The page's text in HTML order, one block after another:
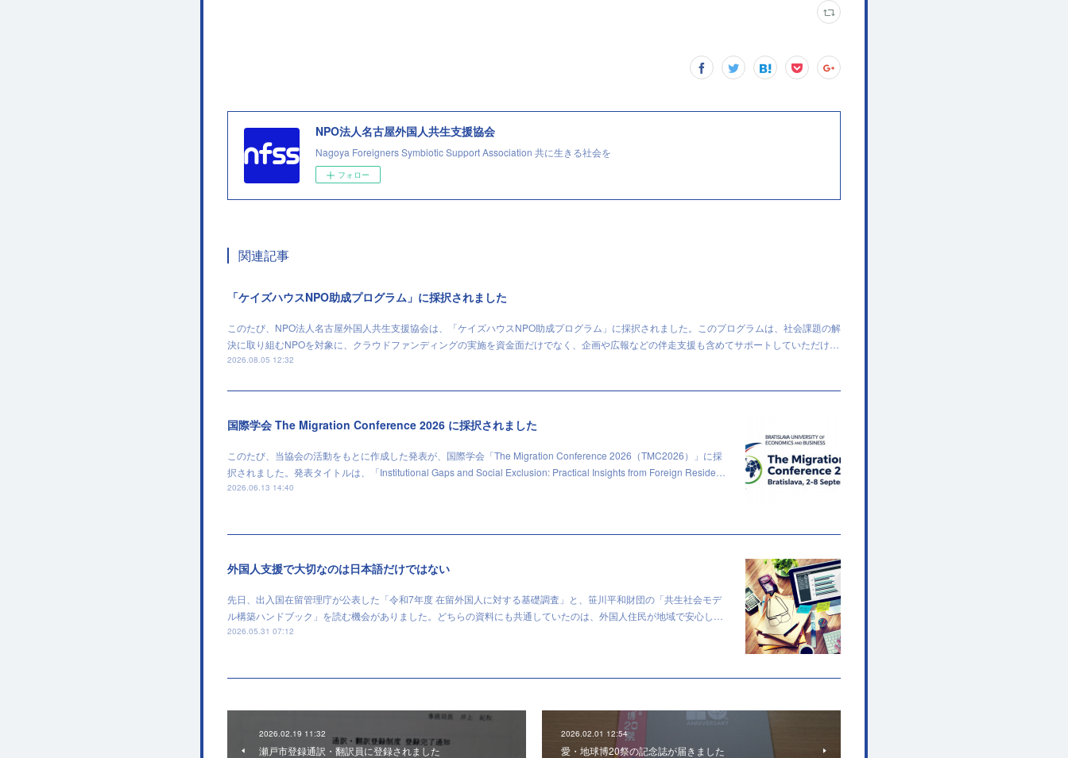
NPO法人名古屋外国人共生支援協会
Nagoya Foreigners Symbiotic Support Association 共に生きる社会を
フォロー
関連記事
「ケイズハウスNPO助成プログラム」に採択されました
このたび、NPO法人名古屋外国人共生支援協会は、「ケイズハウスNPO助成プログラム」に採択されました。このプログラムは、社会課題の解
決に取り組むNPOを対象に、クラウドファンディングの実施を資金面だけでなく、企画や広報などの伴走支援も含めてサポートしていただけ…
2026.08.05 12:32
国際学会 The Migration Conference 2026 に採択されました
このたび、当協会の活動をもとに作成した発表が、国際学会「The Migration Conference 2026（TMC2026）」に採
択されました。発表タイトルは、「Institutional Gaps and Social Exclusion: Practical Insights from Foreign Reside…
2026.06.13 14:40
外国人支援で大切なのは日本語だけではない
先日、出入国在留管理庁が公表した「令和7年度 在留外国人に対する基礎調査」と、笹川平和財団の「共生社会モデ
ル構築ハンドブック」を読む機会がありました。どちらの資料にも共通していたのは、外国人住民が地域で安心し…
2026.05.31 07:12
2026.02.19 11:32
瀬戸市登録通訳・翻訳員に登録されました
2026.02.01 12:54
愛・地球博20祭の記念誌が届きました